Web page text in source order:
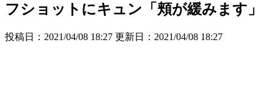
フショットにキュン「頬が緩みます」
投稿日：2021/04/08 18:27 更新日： 2021/04/08 18:27